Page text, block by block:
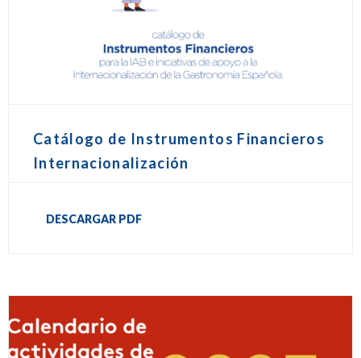
Catálogo de Instrumentos Financieros
Internacionalización
DESCARGAR PDF